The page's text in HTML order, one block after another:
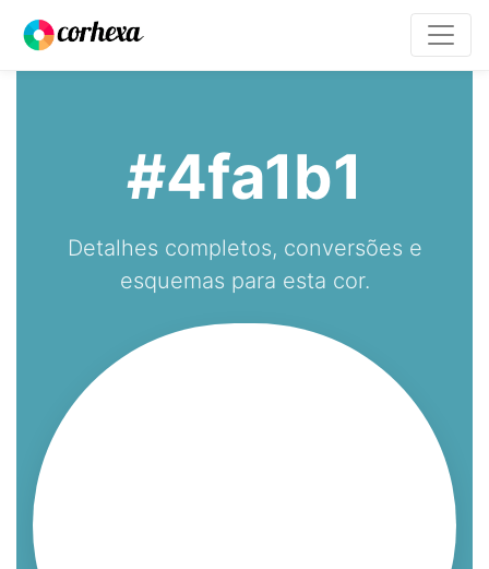
#4fa1b1
Detalhes completos, conversões e
esquemas para esta cor.